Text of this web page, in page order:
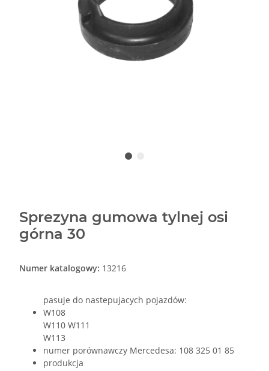
Sprezyna gumowa tylnej osi
górna 30
Numer katalogowy: 13216
pasuje do nastepujacych pojazdów:
W108
W110 W111
W113
numer porównawczy Mercedesa: 108 325 01 85
produkcja